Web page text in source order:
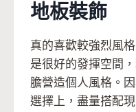
地板裝飾
真的喜歡較強烈風
是很好的發揮空間
膽營造個人風格。
選擇上，盡量搭配